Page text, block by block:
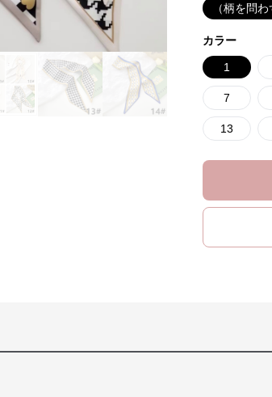
（柄を問
カラー
1
7
13